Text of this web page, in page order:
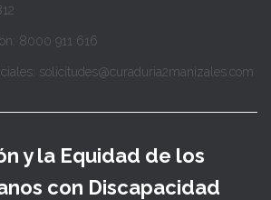
8000 911 616
solicitudes@curaduria2manizales.com
y la Equidad de los
con Discapacidad